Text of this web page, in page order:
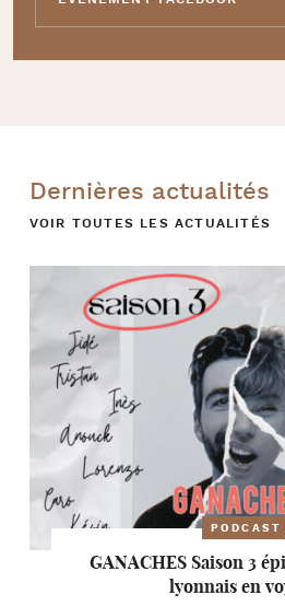
Dernières actualités
VOIR TOUTES LES ACTUALITÉS
PODCAST
GANACHES Saison 3
lyonnais en